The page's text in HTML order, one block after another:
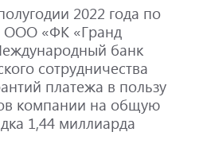
2022 года по
ООО «ФК «Гранд
банк
сотрудничества
платежа в пользу
компании на общую
1,44 миллиарда